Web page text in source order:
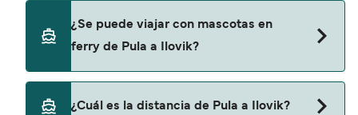
¿Se puede viajar con mascotas en
ferry de Pula a Ilovik?
No, no se admiten mascotas a bordo de los ferris.
¿Cuál es la distancia de Pula a Ilovik?